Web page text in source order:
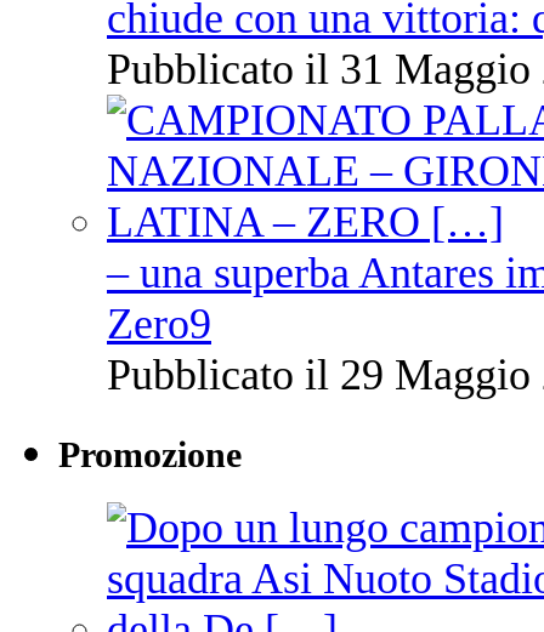
chiude con una vittoria:
Pubblicato il 31 Maggio
– una superba Antares
Zero9
Pubblicato il 29 Maggio
Promozione